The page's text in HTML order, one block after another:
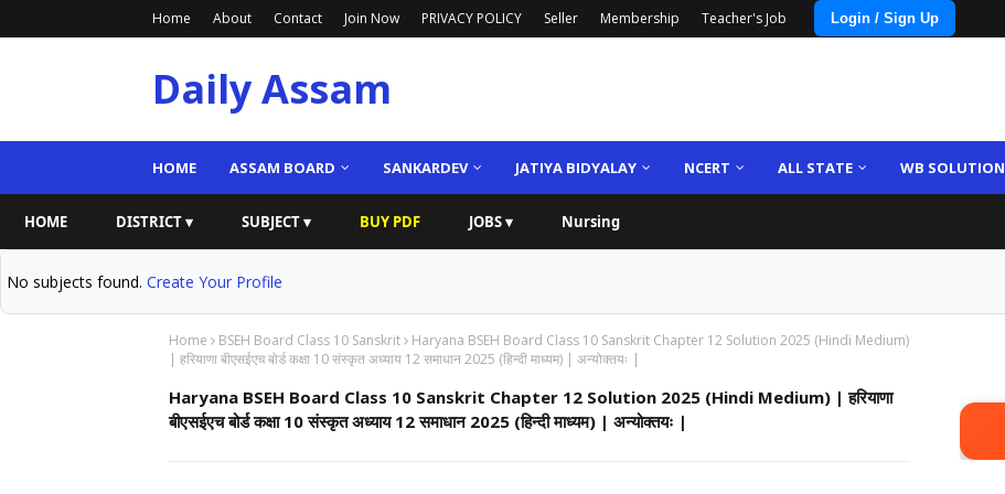
Home About Contact Join Now PRIVACY POLICY Seller Membership Teacher's Job Login / Sign Up
Daily Assam
HOME ASSAM BOARD SANKARDEV JATIYA BIDYALAY NCERT ALL STATE WB SOLUTION
HOME DISTRICT ▾ SUBJECT ▾ BUY PDF JOBS ▾ Nursing
No subjects found. Create Your Profile
Home BSEH Board Class 10 Sanskrit
Haryana BSEH Board Class 10 Sanskrit Chapter 12 Solution 2025 (Hindi Medium)
| हरियाणा बीएसईएच बोर्ड कक्षा 10 संस्कृत अध्याय 12 समाधान 2025 (हिन्दी माध्यम) | अन्योक्तयः |
Haryana BSEH Board Class 10 Sanskrit Chapter 12 Solution 2025 (Hindi Medium) | हरियाणा
बीएसईएच बोर्ड कक्षा 10 संस्कृत अध्याय 12 समाधान 2025 (हिन्दी माध्यम) | अन्योक्तयः |